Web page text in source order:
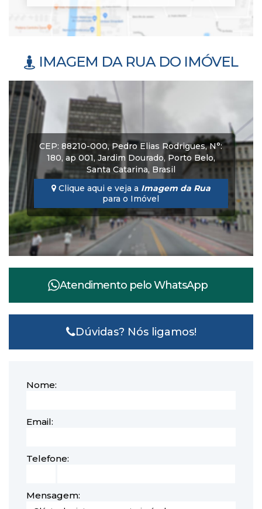
IMAGEM DA RUA DO IMÓVEL
CEP: 88210-000, Pedro Elias Rodrigues,N°:
180, ap 001, Jardim Dourado, Porto Belo,
Santa Catarina, Brasil
Clique aqui e veja a Imagem da Rua
para o Imóvel
Atendimento peloWhatsApp
Dúvidas? Nós ligamos!
Nome:
Email:
Telefone:
Mensagem: